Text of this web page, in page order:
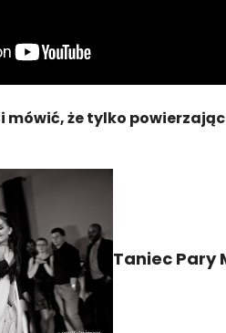
mówić, że tylko
Taniec Pary